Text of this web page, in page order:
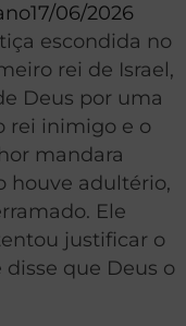
17/06/2026
escondida no
rei de Israel,
Deus por uma
rei inimigo e o
mandara
houve adultério,
Ele
justificar o
que Deus o